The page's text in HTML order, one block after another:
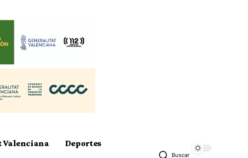
Valenciana Deportes
Buscar